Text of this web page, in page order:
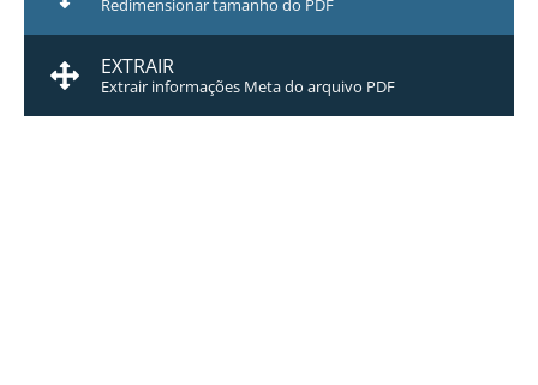
Redimensionar tamanho do PDF
EXTRAIR
Extrair informações Meta do arquivo PDF